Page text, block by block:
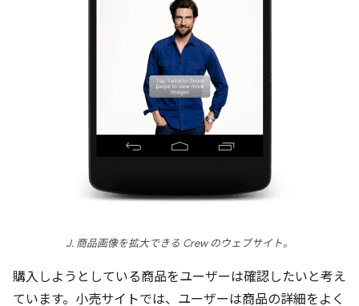
J. 商品画像を拡大できる Crew のウェブサイト。
購入しようとしている商品をユーザーは確認したいと考え
ています。小売サイトでは、ユーザーは商品の詳細をよく